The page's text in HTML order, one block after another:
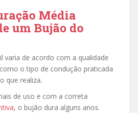
Média
um Bujão do
varia de acordo com a qualidade
o tipo de condução praticada
que realiza.
de uso e com a correta
, o bujão dura alguns anos.